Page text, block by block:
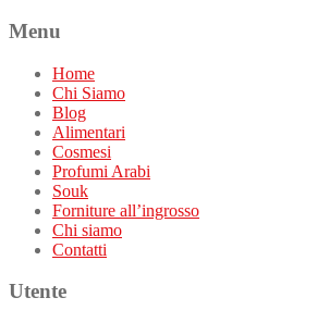
Menu
Home
Chi Siamo
Blog
Alimentari
Cosmesi
Profumi Arabi
Souk
Forniture all’ingrosso
Chi siamo
Contatti
Utente